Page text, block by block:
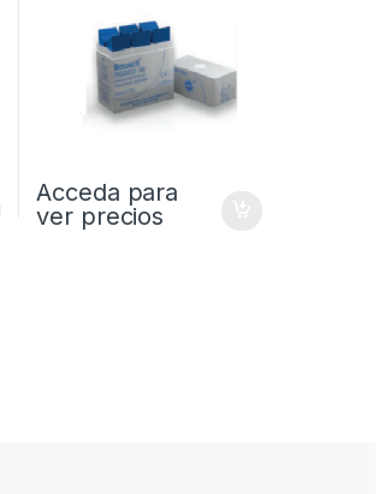
Acceda para
ver precios